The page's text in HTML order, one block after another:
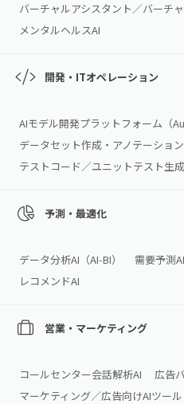
バーチャルアシスタント／バーチ
メンタルヘルスAI
開発・ITオペレーション
AIモデル開発プラットフォーム（
データセット作成・アノテーション
テストコード／ユニットテスト生
予測・最適化
データ分析AI（AI‑BI） 需要予測AI
レコメンドAI
営業・マーケティング
コールセンター会話解析AI 広告
マーケティング／広告向けAIツール